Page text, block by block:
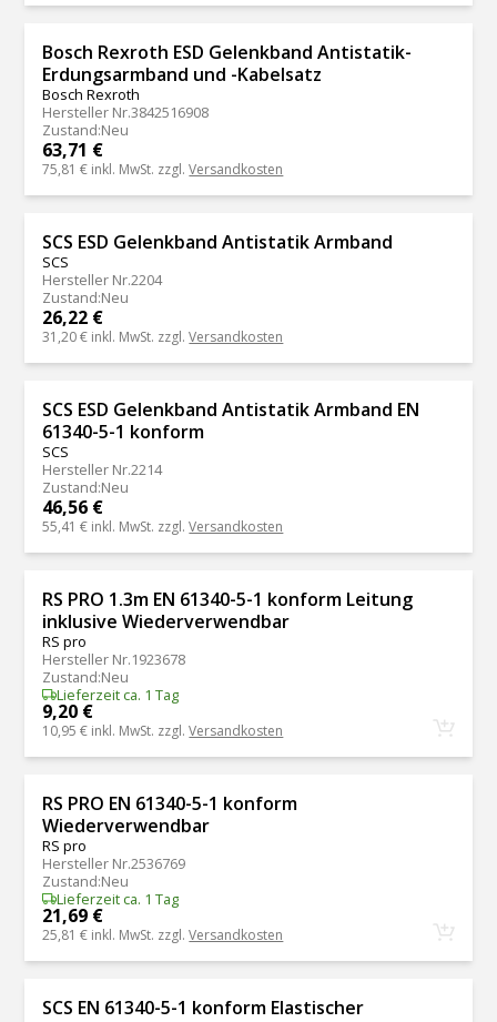
Bosch Rexroth ESD Gelenkband Antistatik-
Erdungsarmband und -Kabelsatz
Bosch Rexroth
Hersteller Nr.3842516908
Zustand:Neu
63,71 €
75,81 € inkl. MwSt. zzgl.Versandkosten
SCS ESD Gelenkband Antistatik Armband
SCS
Hersteller Nr.2204
Zustand:Neu
26,22 €
31,20 € inkl. MwSt. zzgl.Versandkosten
SCS ESD Gelenkband Antistatik Armband EN
61340-5-1 konform
SCS
Hersteller Nr.2214
Zustand:Neu
46,56 €
55,41 € inkl. MwSt. zzgl.Versandkosten
RS PRO 1.3m EN 61340-5-1 konform Leitung
inklusive Wiederverwendbar
RS pro
Hersteller Nr.1923678
Zustand:Neu
Lieferzeit ca. 1 Tag
9,20 €
10,95 € inkl. MwSt. zzgl.Versandkosten
RS PRO EN 61340-5-1 konform
Wiederverwendbar
RS pro
Hersteller Nr.2536769
Zustand:Neu
Lieferzeit ca. 1 Tag
21,69 €
25,81 € inkl. MwSt. zzgl.Versandkosten
SCS EN 61340-5-1 konform Elastischer